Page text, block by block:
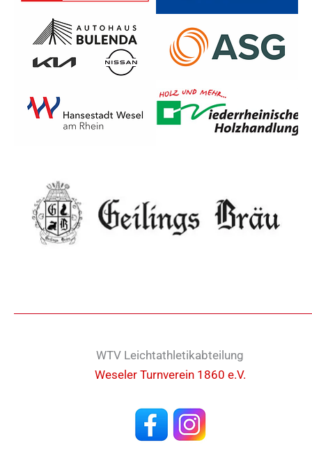
WTV Leichtathletikabteilung
Weseler Turnverein 1860 e.V.